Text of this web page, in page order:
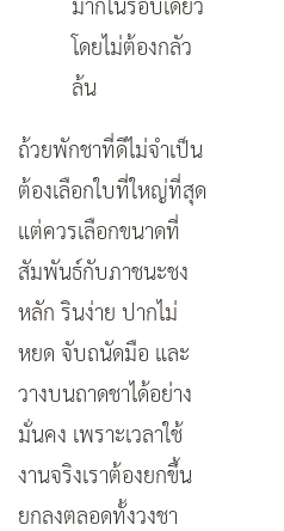
มากในรอบเดียว
โดยไม่ต้องกลัว
ล้น
ถ้วยพักชาที่ดีไม่จำเป็น
ต้องเลือกใบที่ใหญ่ที่สุด
แต่ควรเลือกขนาดที่
สัมพันธ์กับภาชนะชง
หลัก รินง่าย ปากไม่
หยด จับถนัดมือ และ
วางบนถาดชาได้อย่าง
มั่นคง เพราะเวลาใช้
งานจริงเราต้องยกขึ้น
ยกลงตลอดทั้งวงชา